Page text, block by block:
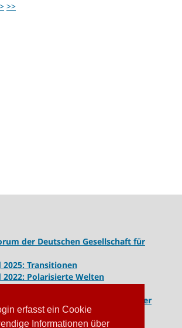
erfasst ein Cookie
Informationen über
> >>
der Deutschen Gesellschaft für
2025: Transitionen
2022: Polarisierte Welten
Komplexe Dynamiken globaler
Geschlossene Gesellschaften